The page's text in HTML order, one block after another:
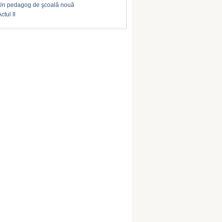
pedagog de şcoală nouă
II